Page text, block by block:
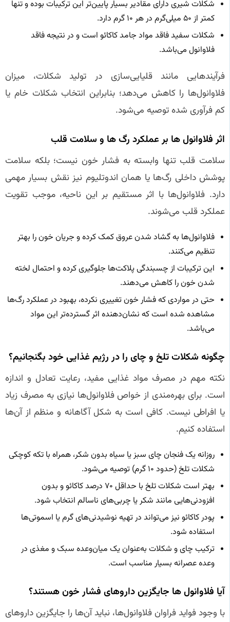
شکلات شیری دارای مقادیر بسیار پایین‌تر این ترکیبات بوده و تنها
کمتر از ۵۰ میلی‌گرم در هر ۱۰ گرم دارد.
شکلات سفید فاقد مواد جامد کاکائو است و در نتیجه فاقد
فلاوانول می‌باشد.
فرآیندهایی مانند قلیایی‌سازی در تولید شکلات، میزان
فلاوانول‌ها را کاهش می‌دهد؛ بنابراین انتخاب شکلات خام یا
کم فرآوری شده توصیه می‌شود.
اثر فلاوانول‌ ها بر عملکرد رگ‌ ها و سلامت قلب
سلامت قلب تنها وابسته به فشار خون نیست؛ بلکه سلامت
پوشش داخلی رگ‌ها یا همان اندوتلیوم نیز نقش بسیار مهمی
دارد. فلاوانول‌ها با اثر مستقیم بر این ناحیه، موجب تقویت
عملکرد قلب می‌شوند.
فلاوانول‌ها به گشاد شدن عروق کمک کرده و جریان خون را بهتر
تنظیم می‌کنند.
این ترکیبات از چسبندگی پلاکت‌ها جلوگیری کرده و احتمال لخته
شدن خون را کاهش می‌دهند.
حتی در مواردی که فشار خون تغییری نکرده، بهبود در عملکرد رگ‌ها
مشاهده شده است که نشان‌دهنده اثر گسترده‌تر این مواد
می‌باشد.
چگونه شکلات تلخ و چای را در رژیم غذایی خود بگنجانیم؟
نکته مهم در مصرف مواد غذایی مفید، رعایت تعادل و اندازه
است. برای بهره‌مندی از خواص فلاوانول‌ها نیازی به مصرف زیاد
یا افراطی نیست. کافی است به شکل آگاهانه و منظم از آن‌ها
استفاده کنیم.
روزانه یک فنجان چای سبز یا سیاه بدون شکر، همراه با تکه کوچکی
شکلات تلخ (حدود ۱۰ گرم) توصیه می‌شود.
بهتر است شکلات تلخ با حداقل ۷۰ درصد کاکائو و بدون
افزودنی‌هایی مانند شکر یا چربی‌های ناسالم انتخاب شود.
پودر کاکائو نیز می‌تواند در تهیه نوشیدنی‌های گرم یا اسموتی‌ها
استفاده شود.
ترکیب چای و شکلات به‌عنوان یک میان‌وعده سبک و مغذی در
وعده عصرانه بسیار مناسب است.
آیا فلاوانول‌ ها جایگزین داروهای فشار خون هستند؟
با وجود فواید فراوان فلاوانول‌ها، نباید آن‌ها را جایگزین داروهای